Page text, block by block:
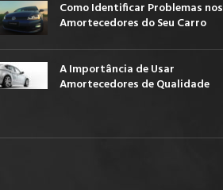
Como Identificar Problemas nos
Amortecedores do Seu Carro
A Importância de Usar
Amortecedores de Qualidade